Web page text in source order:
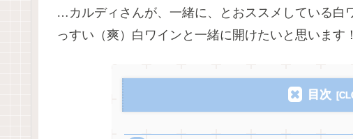
…カルディさんが、一緒に、とおススメしている白
っすい（爽）白ワインと一緒に開けたいと思います！
目次